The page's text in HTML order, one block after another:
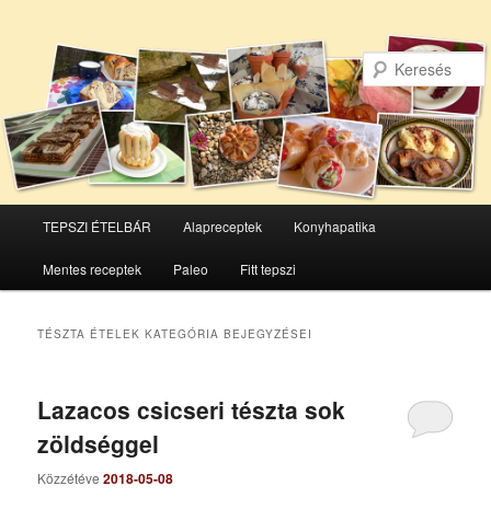
Tovább
az
elsődleges
Tovább
a
másodlagos
TEPSZI ÉTELBÁR Alapreceptek Konyhapatika
Mentes receptek Paleo Fitt tepszi
TÉSZTA ÉTELEK KATEGÓRIA BEJEGYZÉSEI
Lazacos csicseri tészta sok
zöldséggel
Közzétéve2018-05-08